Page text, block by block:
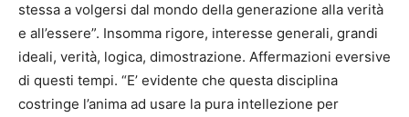
stessa a volgersi dal mondo della generazione alla verità
e all’essere”. Insomma rigore, interesse generali, grandi
ideali, verità, logica, dimostrazione. Affermazioni eversive
di questi tempi. “E’ evidente che questa disciplina
costringe l’anima ad usare la pura intellezione per